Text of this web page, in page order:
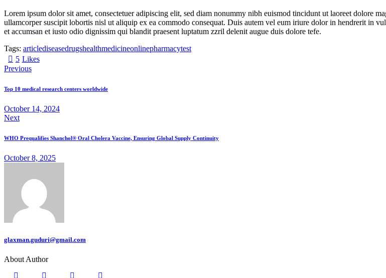
Lorem ipsum dolor sit amet, consectetuer adipiscing elit, sed diam nonummy nibh euismod tincidunt ut laoreet dolore
ullamcorper suscipit lobortis nisl ut aliquip ex ea commodo consequat. Duis autem vel eum iriure dolor in hendrerit in
et accumsan et iusto odio dignissim qui blandit praesent luptatum zzril delenit augue duis dolore tefe.
Tags: articlediseasedrugshealthmedicineonlinepharmacytest
5 Likes
Previous
Top 10 medical research centers worldwide
October 14, 2024
Next
WHO Prequalifies Shanchol® Oral Cholera Vaccine, Ensuring Global Supply Continuity
October 8, 2025
glaxman.guduri@gmail.com
About Author